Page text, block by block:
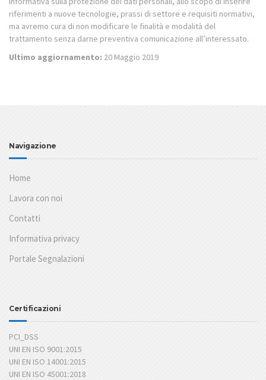
riferimenti a nuove tecnologie, prassi di settore e requisiti normativi,
ma avremo cura di non modificare le finalità e modalità del
trattamento senza darne preventiva comunicazione all’interessato.
Ultimo aggiornamento: 20 Maggio 2019
Navigazione
Home
Lavora con noi
Contatti
Informativa privacy
Portale Segnalazioni
Certificazioni
PCI_DSS
UNI EN ISO 9001:2015
UNI EN ISO 14001:2015
UNI EN ISO 45001:2018